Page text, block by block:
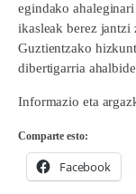
egindako
ikasleak berez jantzi
Guztientzako
dibertigarria
Informazio eta
Comparte esto:
Facebook